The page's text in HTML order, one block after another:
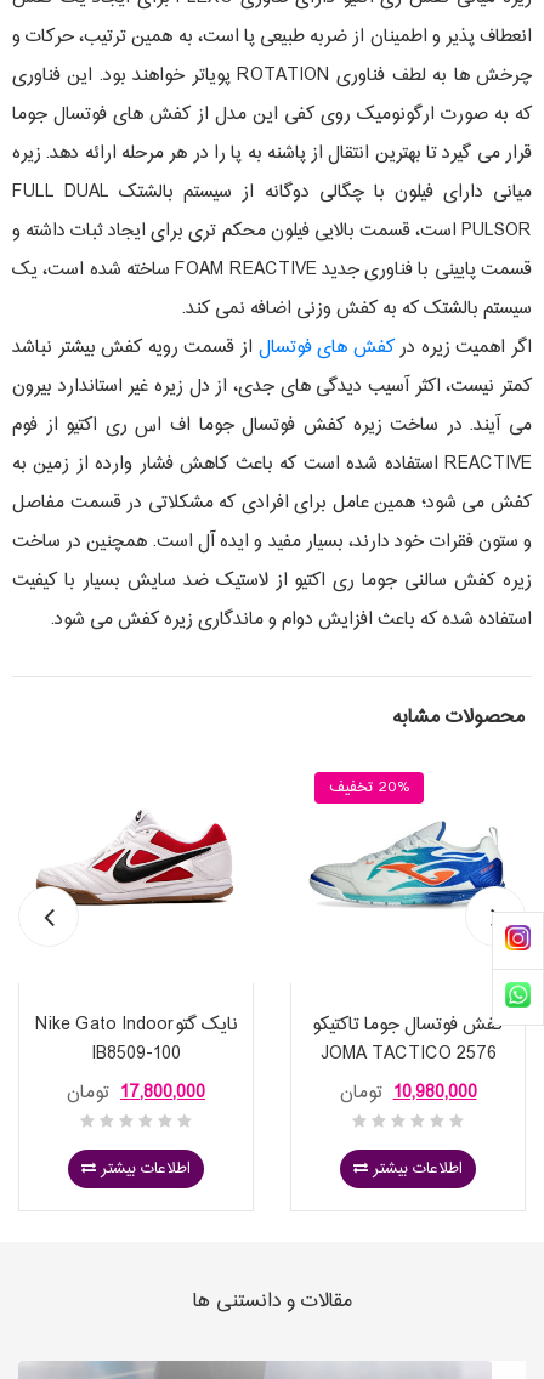
انعطاف پذیر و اطمینان از ضربه طبیعی پا است، به همین ترتیب، حرکات و
چرخش ها به لطف فناوری ROTATION پویاتر خواهند بود. این فناوری
که به صورت ارگونومیک روی کفی این مدل از کفش های فوتسال جوما
قرار می گیرد تا بهترین انتقال از پاشنه به پا را در هر مرحله ارائه دهد. زیره
میانی دارای فیلون با چگالی دوگانه از سیستم بالشتک FULL DUAL
PULSOR است، قسمت بالایی فیلون محکم تری برای ایجاد ثبات داشته و
قسمت پایینی با فناوری جدید FOAM REACTIVE ساخته شده است، یک
سیستم بالشتک که به کفش وزنی اضافه نمی کند.
اگر اهمیت زیره درکفش های فوتسال از قسمت رویه کفش بیشتر نباشد
کمتر نیست، اکثر آسیب دیدگی های جدی، از دل زیره غیر استاندارد بیرون
می آیند. در ساخت زیره کفش فوتسال جوما اف اس ری اکتیو از فوم
REACTIVE استفاده شده است که باعث کاهش فشار وارده از زمین به
کفش می شود؛ همین عامل برای افرادی که مشکلاتی در قسمت مفاصل
و ستون فقرات خود دارند، بسیار مفید و ایده آل است. همچنین در ساخت
زیره کفش سالنی جوما ری اکتیو از لاستیک ضد سایش بسیار با کیفیت
استفاده شده که باعث افزایش دوام و ماندگاری زیره کفش می شود.
محصولات مشابه
نایک گتوNike Gato Indoor
IB8509-100
17,800,000
اطلاعات بیشتر
20% تخفیف
کفش فوتسال جوما تاکتیکو
JOMA TACTICO 2576
تومان 10,980,000
اطلاعات بیشتر
مقالات و دانستنی ها